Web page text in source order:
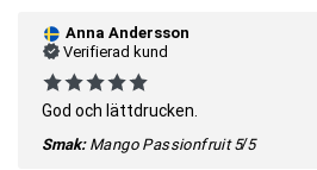
Anna Andersson
Verifierad kund
God och lättdrucken.
Smak: Mango Passionfruit 5/5